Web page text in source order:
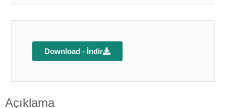
Download - İndir
Açıklama